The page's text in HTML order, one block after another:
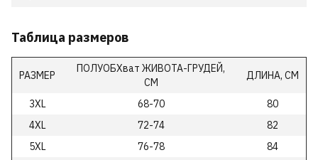
Таблица размеров
РАЗМЕР
ПОЛУОБХват ЖИВОТА-ГРУДЕЙ,
СМ
ДЛИНА, СМ
3XL 68-70
80
4XL
72-74
82
5XL
76-78
84